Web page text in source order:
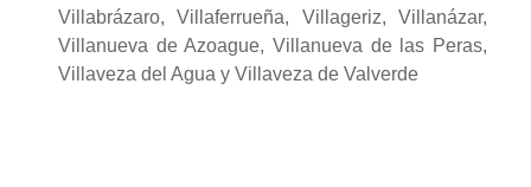
Villabrázaro, Villaferrueña, Villageriz, Villanázar,
Villanueva de Azoague, Villanueva de las Peras,
Villaveza del Agua y Villaveza de Valverde